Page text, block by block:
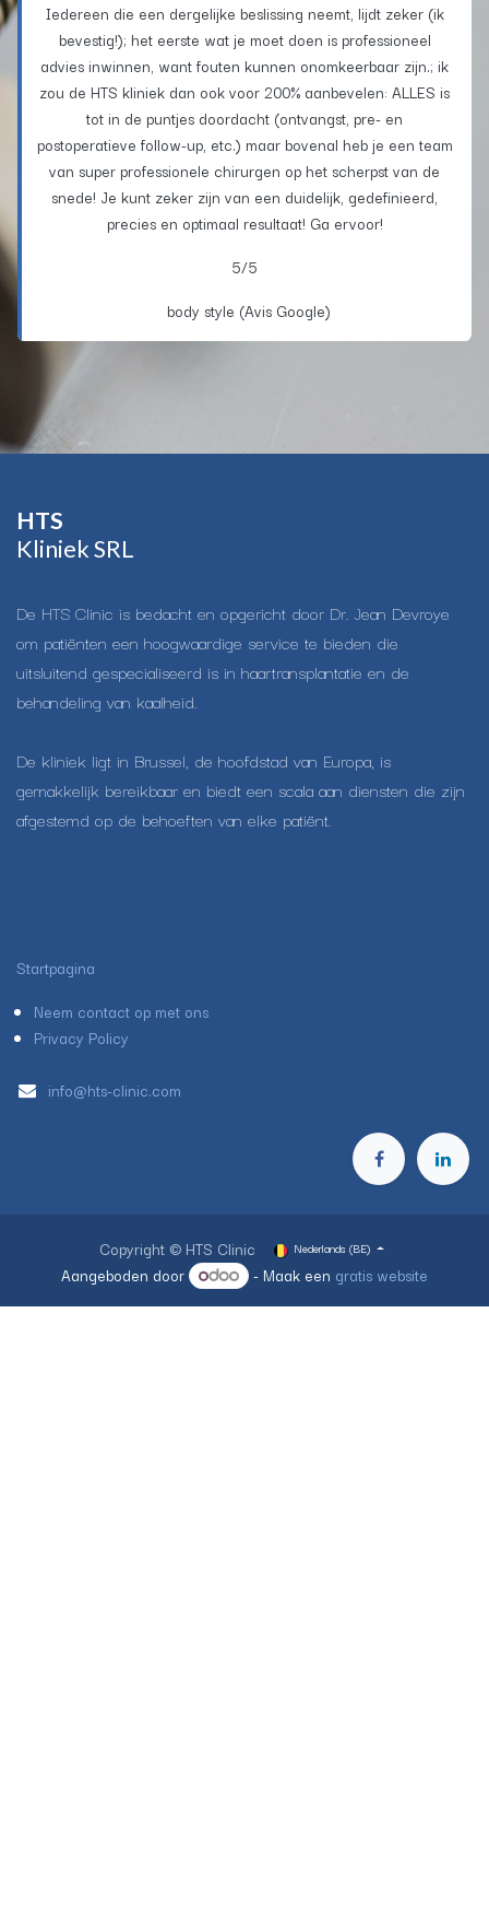
Iedereen die een dergelijke beslissing neemt, lijdt zeker (ik
bevestig!); het eerste wat je moet doen is professioneel
advies inwinnen, want fouten kunnen onomkeerbaar zijn.; ik
zou de HTS kliniek dan ook voor 200% aanbevelen: ALLES is
tot in de puntjes doordacht (ontvangst, pre- en
postoperatieve follow-up, etc.) maar bovenal heb je een team
van super professionele chirurgen op het scherpst van de
snede! Je kunt zeker zijn van een duidelijk, gedefinieerd,
precies en optimaal resultaat! Ga ervoor!
5/5
body style (Avis Google)
HTS​
Kliniek SRL
De HTS Clinic is bedacht en opgericht door Dr. Jean Devroye
om patiënten een hoogwaardige service te bieden die
uitsluitend gespecialiseerd is in haartransplantatie en de
behandeling van kaalheid.
De kliniek ligt in Brussel, de hoofdstad van Europa, is
gemakkelijk bereikbaar en biedt een scala aan diensten die zijn
afgestemd op de behoeften van elke patiënt.
Startpagina
Neem contact op met ons
Privacy Policy
info@hts-clinic.com
Copyright © HTS Clinic Nederlands (BE)
Aangeboden door - Maak een gratis website